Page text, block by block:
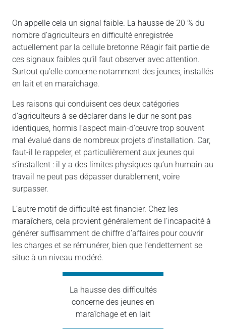
On appelle cela un signal faible. La hausse de 20 % du
nombre d’agriculteurs en difficulté enregistrée
actuellement par la cellule bretonne Réagir fait partie de
ces signaux faibles qu’il faut observer avec attention.
Surtout qu’elle concerne notamment des jeunes, installés
en lait et en maraîchage.
Les raisons qui conduisent ces deux catégories
d’agriculteurs à se déclarer dans le dur ne sont pas
identiques, hormis l’aspect main-d’œuvre trop souvent
mal évalué dans de nombreux projets d’installation. Car,
faut-il le rappeler, et particulièrement aux jeunes qui
s’installent : il y a des limites physiques qu’un humain au
travail ne peut pas dépasser durablement, voire
surpasser.
L’autre motif de difficulté est financier. Chez les
maraîchers, cela provient généralement de l’incapacité à
générer suffisamment de chiffre d’affaires pour couvrir
les charges et se rémunérer, bien que l’endettement se
situe à un niveau modéré.
La hausse des difficultés
concerne des jeunes en
maraîchage et en lait